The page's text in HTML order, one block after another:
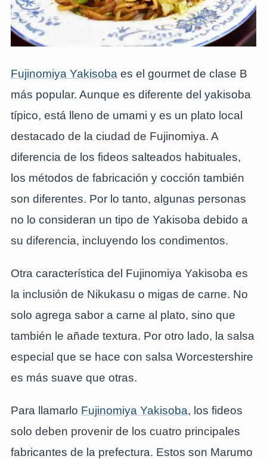
Fujinomiya Yakisoba es el gourmet de clase B
más popular. Aunque es diferente del yakisoba
típico, está lleno de umami y es un plato local
destacado de la ciudad de Fujinomiya. A
diferencia de los fideos salteados habituales,
los métodos de fabricación y cocción también
son diferentes. Por lo tanto, algunas personas
no lo consideran un tipo de Yakisoba debido a
su diferencia, incluyendo los condimentos.
Otra característica del Fujinomiya Yakisoba es
la inclusión de Nikukasu o migas de carne. No
solo agrega sabor a carne al plato, sino que
también le añade textura. Por otro lado, la salsa
especial que se hace con salsa Worcestershire
es más suave que otras.
Para llamarlo Fujinomiya Yakisoba, los fideos
solo deben provenir de los cuatro principales
fabricantes de la prefectura. Estos son Marumo